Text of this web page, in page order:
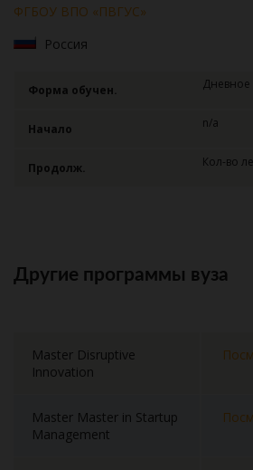
ФГБОУ ВПО «ПВГУС»
Россия
Форма обучен. Дневное
Начало n/a
Продолж. Кол-во
Другие программы вуза
Master Disruptive
Innovation
Master Master in Startup
Management